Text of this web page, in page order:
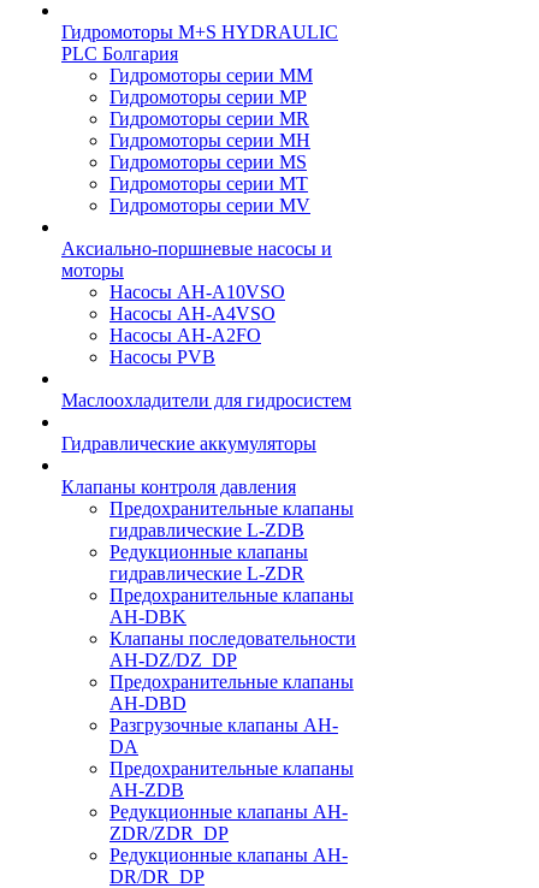
Гидромоторы M+S HYDRAULIC
PLC Болгария
Гидромоторы серии ММ
Гидромоторы серии МP
Гидромоторы серии МR
Гидромоторы серии МH
Гидромоторы серии МS
Гидромоторы серии МT
Гидромоторы серии МV
Аксиально-поршневые насосы и
моторы
Насосы AH-A10VSO
Насосы AH-A4VSO
Насосы AH-A2FO
Насосы PVB
Маслоохладители для гидросистем
Гидравлические аккумуляторы
Клапаны контроля давления
Предохранительные клапаны
гидравлические L-ZDB
Редукционные клапаны
гидравлические L-ZDR
Предохранительные клапаны
AH-DBK
Клапаны последовательности
AH-DZ/DZ_DP
Предохранительные клапаны
AH-DBD
Разгрузочные клапаны AH-
DA
Предохранительные клапаны
AH-ZDB
Редукционные клапаны AH-
ZDR/ZDR_DP
Редукционные клапаны AH-
DR/DR_DP